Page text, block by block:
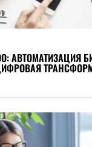
АВТОМАТИЗАЦИЯ